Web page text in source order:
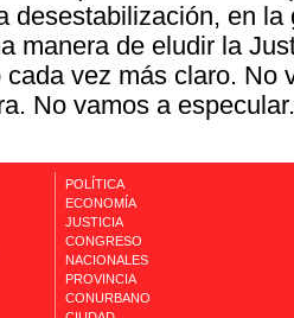
desestabilización, en la
manera de eludir la
vez más claro. No
No vamos a especular.
POLÍTICA
ECONOMÍA
JUSTICIA
CONGRESO
NACIONALES
PROVINCIA
CONURBANO